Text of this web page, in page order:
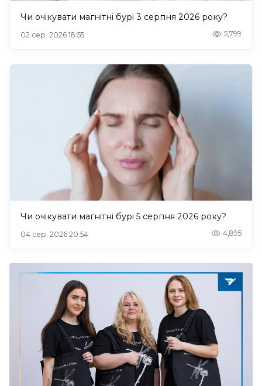
Чи очікувати магнітні бурі 3 серпня 2026 року?
02 сер. 2026 18:55 5,799
Чи очікувати магнітні бурі 5 серпня 2026 року?
04 сер. 2026 20:54 4,895